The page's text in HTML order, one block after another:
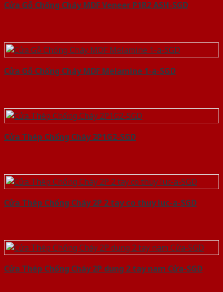
Cửa Gỗ Chống Cháy MDF Veneer P1R2 ASH-SGD
Cửa Gỗ Chống Cháy MDF Melamine 1-a-SGD
Cửa Thép Chống Cháy 2P1G2-SGD
Cửa Thép Chống Cháy 2P 2 tay co thuy luc-a-SGD
Cửa Thép Chống Cháy 2P dung 2 tay nam Cửa-SGD